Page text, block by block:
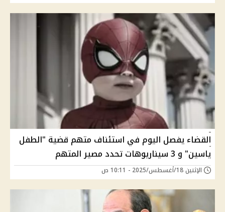
القضاء يفصل اليوم في استئناف متهم قضية "الطفل
ياسين" و 3 سيناريوهات تحدد مصير المتهم
الإثنين 18/أغسطس/2025 - 10:11 ص